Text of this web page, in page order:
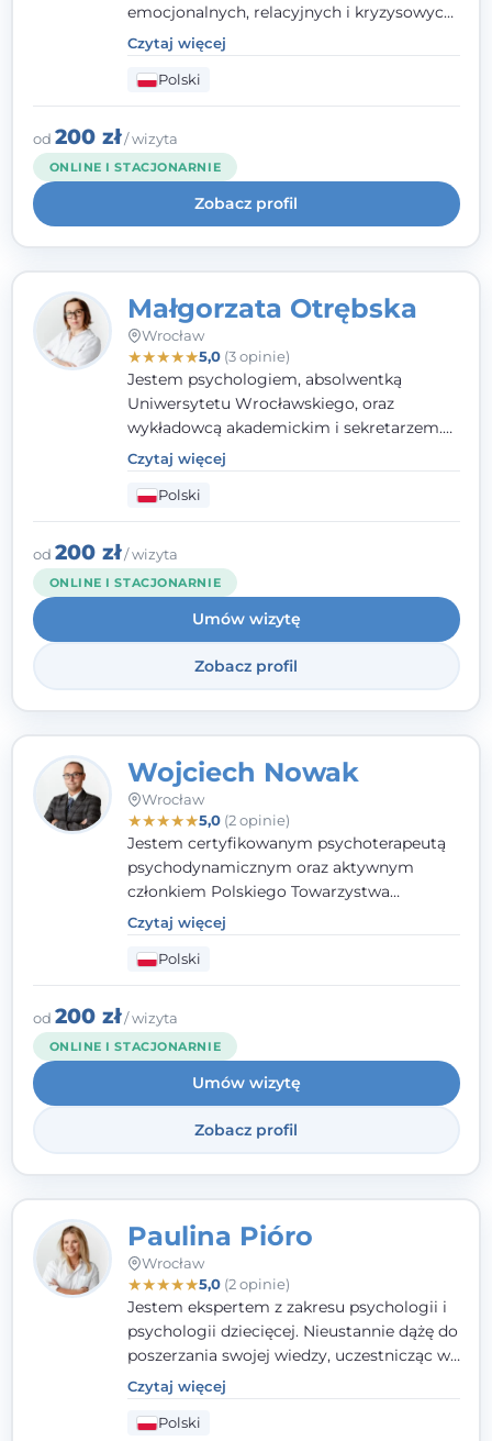
emocjonalnych, relacyjnych i kryzysowych,
w tym z osobami po doświadczeniach
przemocy. Ukończyłam psychologię
kliniczną oraz studia podyplomowe z
interwencji kryzysowej i seksuologii
klinicznej na SWPS we Wrocławiu. W pracy
kieruję się empatią, etyką zawodową i
uważnością na potrzeby klienta.
Czytaj więcej
Polski
od 200 zł/ wizyta
ONLINE I STACJONARNIE
Zobacz profil
Małgorzata Otrębska
Wrocław
★★★★★5,0(3 opinie)
Jestem psychologiem, absolwentką
Uniwersytetu Wrocławskiego, oraz
wykładowcą akademickim i sekretarzem.
Dodatkowo mam kwalifikacje mediatora,
specjalizując się w sprawach rodzinnych,
cywilnych oraz karnych.
Czytaj więcej
Polski
od 200 zł/ wizyta
ONLINE I STACJONARNIE
Umów wizytę
Zobacz profil
Wojciech Nowak
Wrocław
★★★★★5,0(2 opinie)
Jestem certyfikowanym psychoterapeutą
psychodynamicznym oraz aktywnym
członkiem Polskiego Towarzystwa
Psychoterapii Psychodynamicznej
mojej pracy zawodowej kładę duży nacisk
na uważne słuchanie Pacjenta. Interesuje
mnie szczególnie psychoterapia zaburzeń
osobowości, zaburzeń nerwicowych i
lękowych, a także zagadnienia związane z
małżeństwem i rodziną, w tym problemy w
relacjach rodzinnych. Nie specjalizuję się w
uzależnieniach.
Czytaj więcej
Polski
od 200 zł/ wizyta
ONLINE I STACJONARNIE
Umów wizytę
Zobacz profil
Paulina Pióro
Wrocław
★★★★★5,0(2 opinie)
Jestem ekspertem z zakresu psychologii i
psychologii dziecięcej. Nieustannie dążę do
poszerzania swojej wiedzy, uczestnicząc w
różnorodnych szkoleniach. Pracując z
dziećmi, młodzieżą i młodymi dorosłymi
niezwykle ważne jest dla mnie poczucie
Czytaj więcej
Polski